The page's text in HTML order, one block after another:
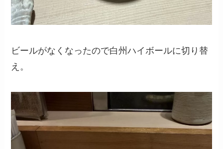
ビールがなくなったので白州ハイボールに切り替
え。